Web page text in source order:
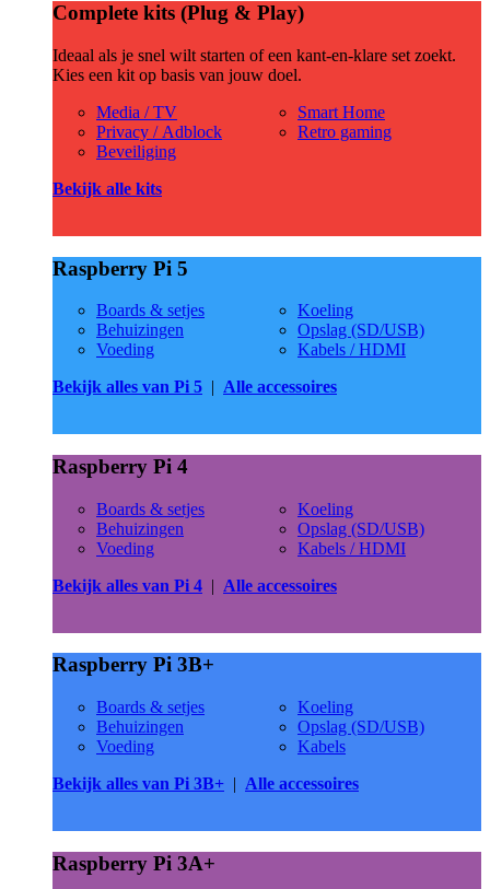
Complete kits (Plug & Play)
Ideaal als je snel wilt starten of een kant-en-klare set zoekt.
Kies een kit op basis van jouw doel.
Media / TV
Privacy / Adblock
Beveiliging
Smart Home
Retro gaming
Bekijk alle kits
Raspberry Pi 5
Boards & setjes
Behuizingen
Voeding
Koeling
Opslag (SD/USB)
Kabels / HDMI
Bekijk alles van Pi 5 | Alle accessoires
Raspberry Pi 4
Boards & setjes
Behuizingen
Voeding
Koeling
Opslag (SD/USB)
Kabels / HDMI
Bekijk alles van Pi 4 | Alle accessoires
Raspberry Pi 3B+
Boards & setjes
Behuizingen
Voeding
Koeling
Opslag (SD/USB)
Kabels
Bekijk alles van Pi 3B+ | Alle accessoires
Raspberry Pi 3A+